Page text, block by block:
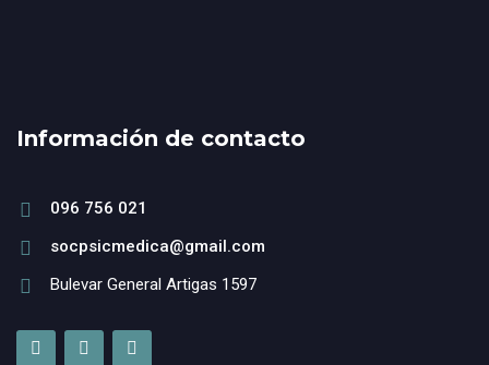
Información de contacto
096 756 021
socpsicmedica@gmail.com
Bulevar General Artigas 1597